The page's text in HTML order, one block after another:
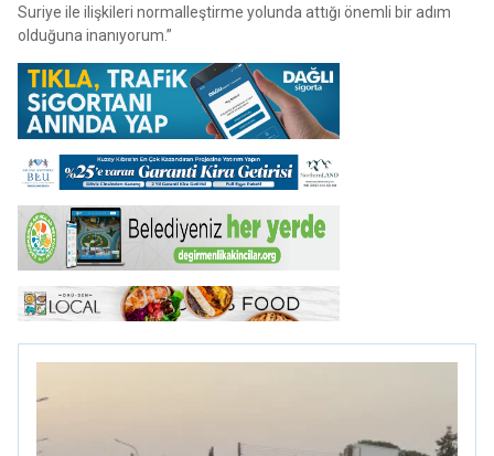
Suriye ile ilişkileri normalleştirme yolunda attığı önemli bir adım
olduğuna inanıyorum.”